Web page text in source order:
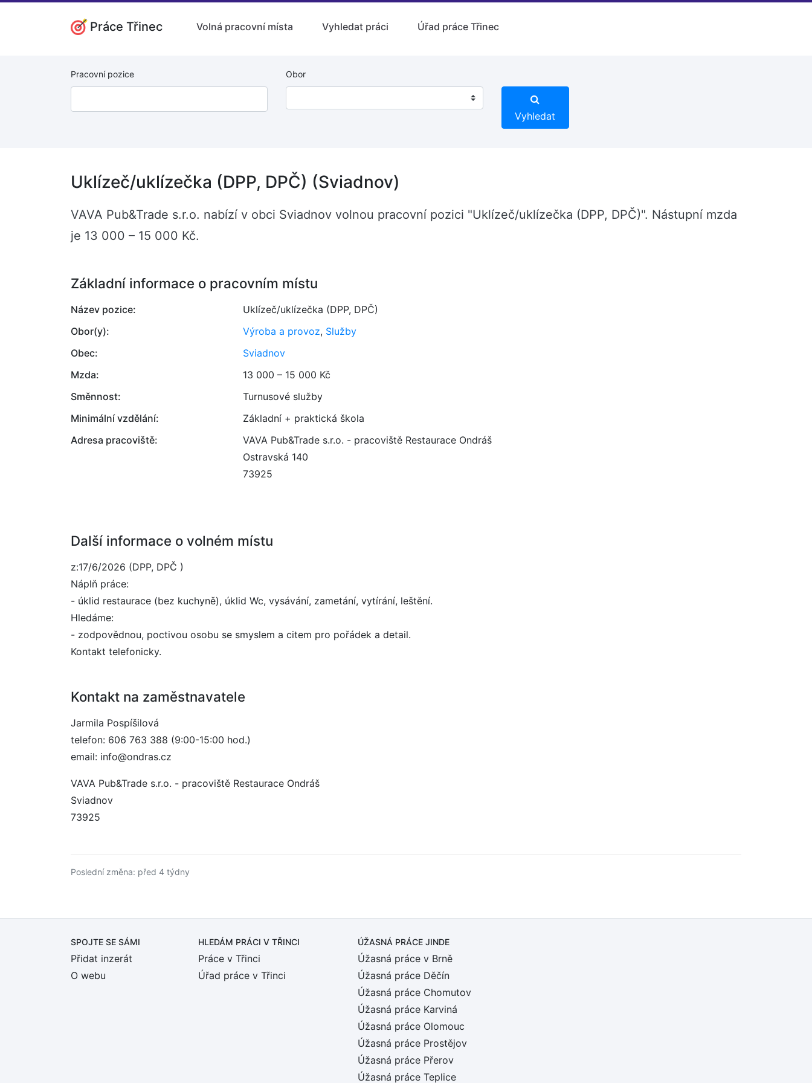
Práce Třinec Volná pracovní místa Vyhledat práci Úřad práce Třinec
Pracovní pozice Obor
Vyhledat
Uklízeč/uklízečka (DPP, DPČ) (Sviadnov)
VAVA Pub&Trade s.r.o. nabízí v obci Sviadnov volnou pracovní pozici "Uklízeč/uklízečka (DPP, DPČ)". Nástupní mzda
je 13 000 – 15 000 Kč.
Základní informace o pracovním místu
Název pozice:
Uklízeč/uklízečka (DPP, DPČ)
Obor(y):
Výroba a provoz, Služby
Obec:
Sviadnov
Mzda:
13 000 – 15 000 Kč
Směnnost:
Turnusové služby
Minimální vzdělání:
Základní + praktická škola
Adresa pracoviště:
VAVA Pub&Trade s.r.o. - pracoviště Restaurace Ondráš
Ostravská 140
73925
Další informace o volném místu
z:17/6/2026 (DPP, DPČ )
Náplň práce:
- úklid restaurace (bez kuchyně), úklid Wc, vysávání, zametání, vytírání, leštění.
Hledáme:
- zodpovědnou, poctivou osobu se smyslem a citem pro pořádek a detail.
Kontakt telefonicky.
Kontakt na zaměstnavatele
Jarmila Pospíšilová
telefon: 606 763 388 (9:00-15:00 hod.)
email: info@ondras.cz
VAVA Pub&Trade s.r.o. - pracoviště Restaurace Ondráš
Sviadnov
73925
Poslední změna: před 4 týdny
SPOJTE SE SÁMI
Přidat inzerát
O webu
HLEDÁM PRÁCI V TŘINCI
Práce v Třinci
Úřad práce v Třinci
ÚŽASNÁ PRÁCE JINDE
Úžasná práce v Brně
Úžasná práce Děčín
Úžasná práce Chomutov
Úžasná práce Karviná
Úžasná práce Olomouc
Úžasná práce Prostějov
Úžasná práce Přerov
Úžasná práce Teplice